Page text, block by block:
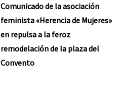
Comunicado de la asociación
feminista «Herencia de Mujeres»
en repulsa a la feroz
remodelación de la plaza del
Convento